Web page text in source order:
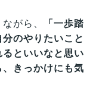
がら、
「一歩踏
のやりたいこと
といいなと思い
きっかけにも気